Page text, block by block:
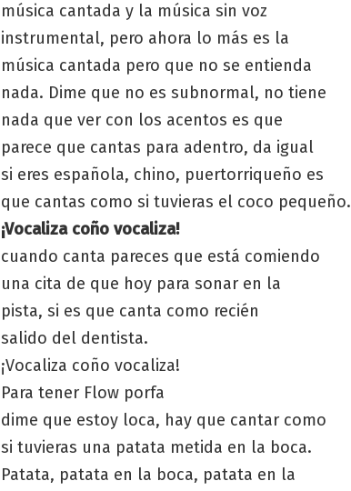
música cantada y la música sin voz
instrumental, pero ahora lo más es la
música cantada pero que no se entienda
nada. Dime que no es subnormal, no tiene
nada que ver con los acentos es que
parece que cantas para adentro, da igual
si eres española, chino, puertorriqueño es
que cantas como si tuvieras el coco pequeño.
¡Vocaliza coño vocaliza!
cuando canta pareces que está comiendo
una cita de que hoy para sonar en la
pista, si es que canta como recién
salido del dentista.
¡Vocaliza coño vocaliza!
Para tener Flow porfa
dime que estoy loca, hay que cantar como
si tuvieras una patata metida en la boca.
Patata, patata en la boca, patata en la